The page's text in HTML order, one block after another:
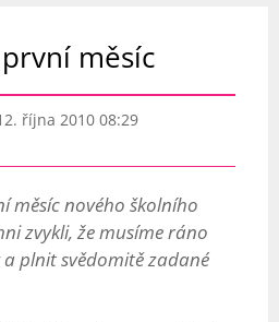
měsíc
října 2010 08:29
měsíc nového školního
zvykli, že musíme ráno
plnit svědomitě zadané